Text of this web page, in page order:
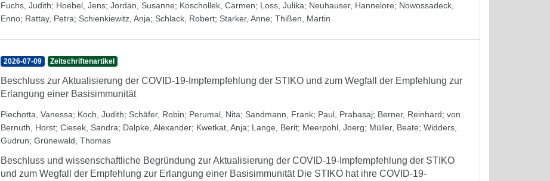
Fuchs, Judith; Hoebel, Jens; Jordan, Susanne; Koschollek, Carmen; Loss, Julika; Neuhauser, Hannelore; Nowossadeck,
Enno; Rattay, Petra; Schienkiewitz, Anja; Schlack, Robert; Starker, Anne; Thißen, Martin
2026-07-09 Zeitschriftenartikel
Beschluss zur Aktualisierung der COVID-19-Impfempfehlung der STIKO und zum Wegfall der Empfehlung zur
Erlangung einer Basisimmunität
Piechotta, Vanessa; Koch, Judith; Schäfer, Robin; Perumal, Nita; Sandmann, Frank; Paul, Prabasaj; Berner, Reinhard; von
Bernuth, Horst; Ciesek, Sandra; Dalpke, Alexander; Kwetkat, Anja; Lange, Berit; Meerpohl, Joerg; Müller, Beate; Widders,
Gudrun; Grünewald, Thomas
Beschluss und wissenschaftliche Begründung zur Aktualisierung der COVID-19-Impfempfehlung der STIKO
und zum Wegfall der Empfehlung zur Erlangung einer Basisimmunität Die STIKO hat ihre COVID-19-